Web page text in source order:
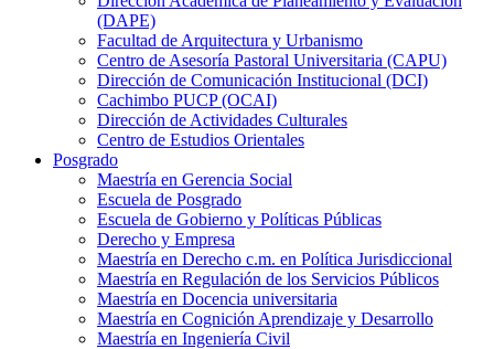
(DAPE)
Facultad de Arquitectura y Urbanismo
Centro de Asesoría Pastoral Universitaria (CAPU)
Dirección de Comunicación Institucional (DCI)
Cachimbo PUCP (OCAI)
Dirección de Actividades Culturales
Centro de Estudios Orientales
Posgrado
Maestría en Gerencia Social
Escuela de Posgrado
Escuela de Gobierno y Políticas Públicas
Derecho y Empresa
Maestría en Derecho c.m. en Política Jurisdiccional
Maestría en Regulación de los Servicios Públicos
Maestría en Docencia universitaria
Maestría en Cognición Aprendizaje y Desarrollo
Maestría en Ingeniería Civil